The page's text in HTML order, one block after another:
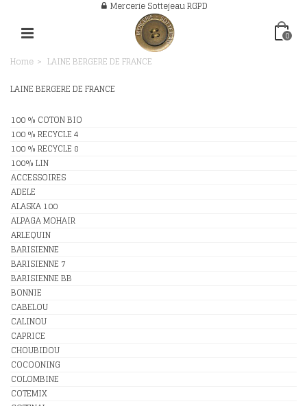
Mercerie Sottejeau RGPD
0
Home > LAINE BERGERE DE FRANCE
LAINE BERGERE DE FRANCE
100 % COTON BIO
100 % RECYCLE 4
100 % RECYCLE 8
100% LIN
ACCESSOIRES
ADELE
ALASKA 100
ALPAGA MOHAIR
ARLEQUIN
BARISIENNE
BARISIENNE 7
BARISIENNE BB
BONNIE
CABELOU
CALINOU
CAPRICE
CHOUBIDOU
COCOONING
COLOMBINE
COTEMIX